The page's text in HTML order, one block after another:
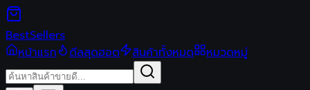
BestSellers
หน้าแรก
ดีลสุดฮอต สินค้าทั้งหมด หมวดหมู่